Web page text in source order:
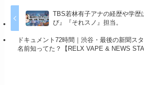
TBS若林有子アナの経歴や学歴
び』『それスノ』担当。
ドキュメント72時間｜渋谷・最後の新聞ス
名前知ってた？【RELX VAPE & NEWS